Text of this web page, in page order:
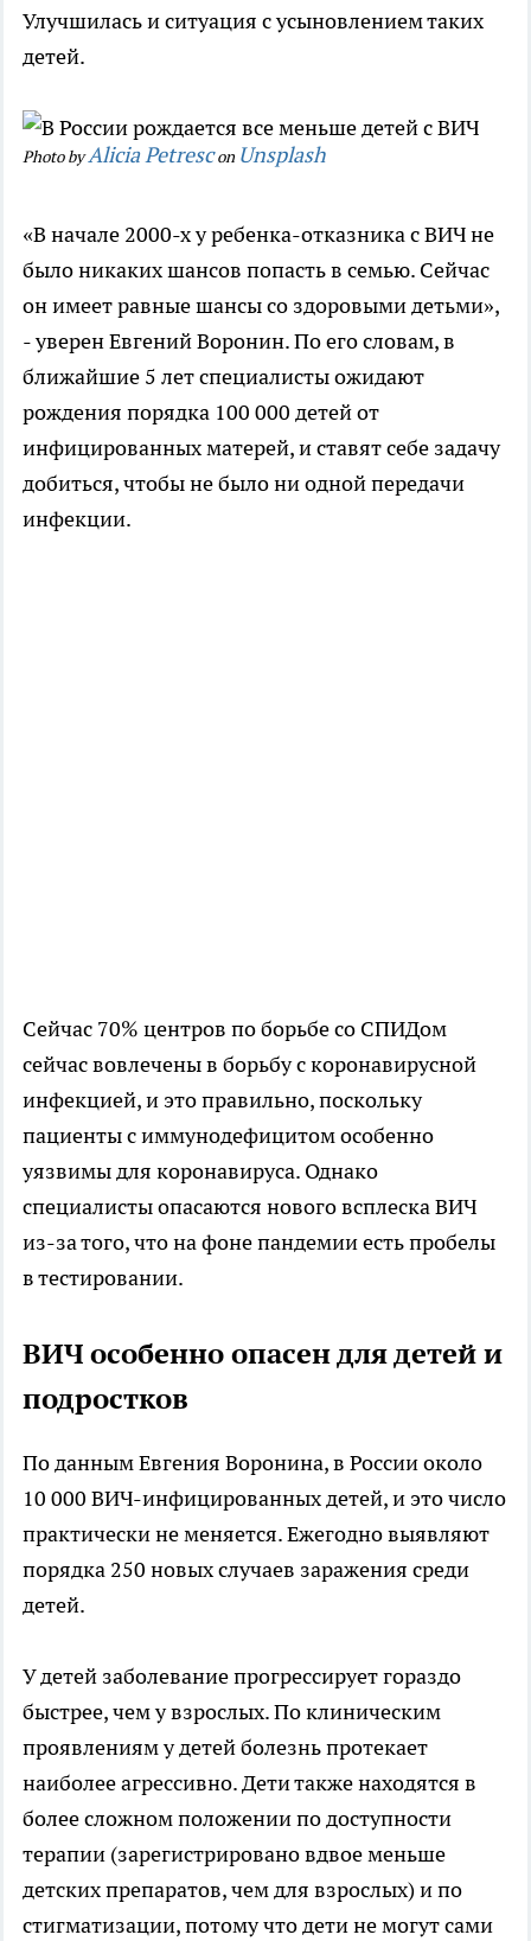
Улучшилась и ситуация с усыновлением таких
детей.
Photo byAlicia Petrescon Unsplash
«В начале 2000-х у ребенка-отказника с ВИЧ не
было никаких шансов попасть в семью. Сейчас
он имеет равные шансы со здоровыми детьми»,
- уверен Евгений Воронин. По его словам, в
ближайшие 5 лет специалисты ожидают
рождения порядка 100 000 детей от
инфицированных матерей, и ставят себе задачу
добиться, чтобы не было ни одной передачи
инфекции.
Сейчас 70% центров по борьбе со СПИДом
сейчас вовлечены в борьбу с коронавирусной
инфекцией, и это правильно, поскольку
пациенты с иммунодефицитом особенно
уязвимы для коронавируса. Однако
специалисты опасаются нового всплеска ВИЧ
из-за того, что на фоне пандемии есть пробелы
в тестировании.
ВИЧ особенно опасен для детей и
подростков
По данным Евгения Воронина, в России около
10 000 ВИЧ-инфицированных детей, и это число
практически не меняется. Ежегодно выявляют
порядка 250 новых случаев заражения среди
детей.
У детей заболевание прогрессирует гораздо
быстрее, чем у взрослых. По клиническим
проявлениям у детей болезнь протекает
наиболее агрессивно. Дети также находятся в
более сложном положении по доступности
терапии (зарегистрировано вдвое меньше
детских препаратов, чем для взрослых) и по
стигматизации, потому что дети не могут сами